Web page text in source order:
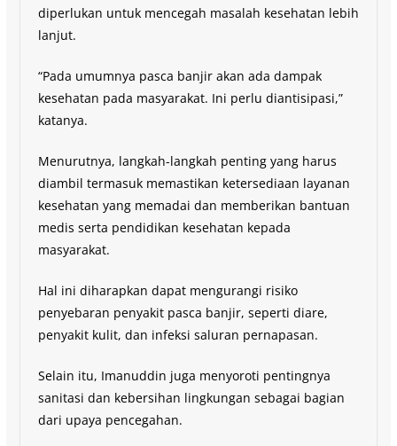
diperlukan untuk mencegah masalah kesehatan lebih
lanjut.
“Pada umumnya pasca banjir akan ada dampak
kesehatan pada masyarakat. Ini perlu diantisipasi,”
katanya.
Menurutnya, langkah-langkah penting yang harus
diambil termasuk memastikan ketersediaan layanan
kesehatan yang memadai dan memberikan bantuan
medis serta pendidikan kesehatan kepada
masyarakat.
Hal ini diharapkan dapat mengurangi risiko
penyebaran penyakit pasca banjir, seperti diare,
penyakit kulit, dan infeksi saluran pernapasan.
Selain itu, Imanuddin juga menyoroti pentingnya
sanitasi dan kebersihan lingkungan sebagai bagian
dari upaya pencegahan.